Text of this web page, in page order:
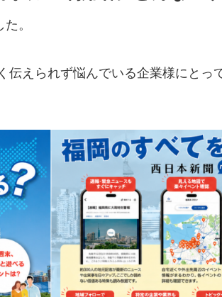
。
伝えられず悩んでいる企業様にとっ